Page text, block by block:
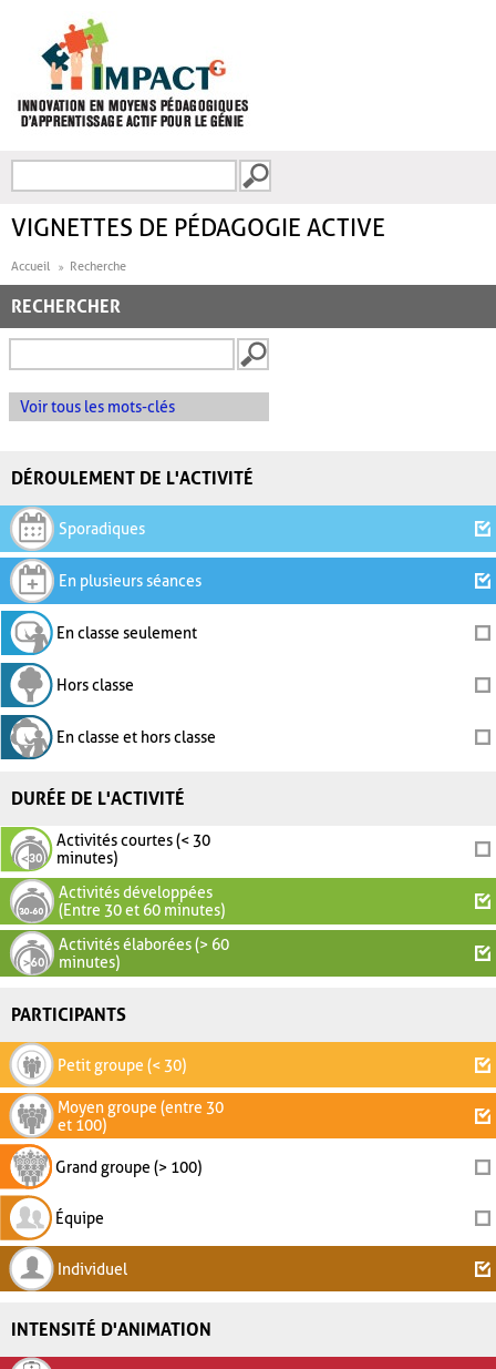
FORMULAIRE DE
VIGNETTES DE PÉDAGOGIE ACTIVE
Accueil Recherche
RECHERCHER
Voir tous les mots-clés
DÉROULEMENT DE L'ACTIVITÉ
Sporadiques
En plusieurs séances
En classe seulement
Hors classe
En classe et hors classe
DURÉE DE L'ACTIVITÉ
Activités courtes (< 30
minutes)
Activités développées
(Entre 30 et 60 minutes)
Activités élaborées (> 60
minutes)
PARTICIPANTS
Petit groupe (< 30)
Moyen groupe (entre 30
et 100)
Grand groupe (> 100)
Équipe
Individuel
INTENSITÉ D'ANIMATION